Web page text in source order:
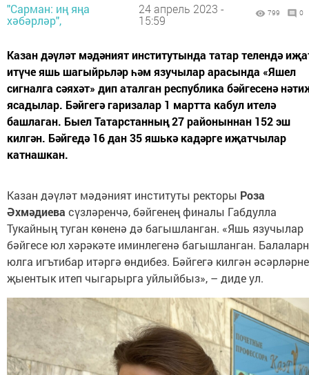
"Сарман: иң яңа
хәбәрләр",
24 апрель 2023 -
15:59
799 0
Казан дәүләт мәдәният институтында татар телендә
итүче яшь шагыйрьләр һәм язучылар арасында «Яшел
сигналга сәяхәт» дип аталган республика бәйгесенә
ясадылар. Бәйгегә гаризалар 1 мартта кабул ителә
башлаган. Быел Татарстанның 27 районыннан 152 эш
килгән. Бәйгедә 16 дан 35 яшькә кадәрге иҗатчылар
катнашкан.
Казан дәүләт мәдәният институты ректоры Роза
Әхмәдиева сүзләренчә, бәйгенең финалы Габдулла
Тукайның туган көненә дә багышланган. «Яшь язучылар
бәйгесе юл хәрәкәте иминлегенә багышланган.
юлга игътибар итәргә өндибез. Бәйгегә килгән әсәрләрне
җыентык итеп чыгарырга уйлыйбыз», – диде ул.